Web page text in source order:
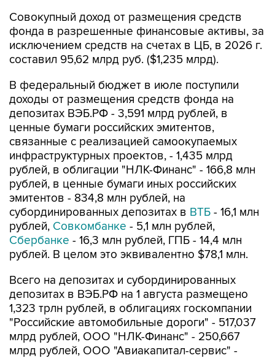
Совокупный доход от размещения средств
фонда в разрешенные финансовые активы, за
исключением средств на счетах в ЦБ, в 2026 г.
составил 95,62 млрд руб. ($1,235 млрд).
В федеральный бюджет в июле поступили
доходы от размещения средств фонда на
депозитах ВЭБ.РФ - 3,591 млрд рублей, в
ценные бумаги российских эмитентов,
связанные с реализацией самоокупаемых
инфраструктурных проектов, - 1,435 млрд
рублей, в облигации "НЛК-Финанс" - 166,8 млн
рублей, в ценные бумаги иных российских
эмитентов - 834,8 млн рублей, на
субординированных депозитах в ВТБ - 16,1 млн
рублей, Совкомбанке - 5,1 млн рублей,
Сбербанке - 16,3 млн рублей, ГПБ - 14,4 млн
рублей. В целом это эквивалентно $78,1 млн.
Всего на депозитах и субординированных
депозитах в ВЭБ.РФ на 1 августа размещено
1,323 трлн рублей, в облигациях госкомпании
"Российские автомобильные дороги" - 517,037
млрд рублей, ООО "НЛК-Финанс" - 250,667
млрд рублей, ООО "Авиакапитал-сервис" -